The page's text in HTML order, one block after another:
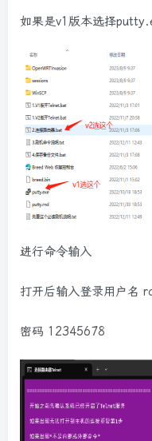
如果是v1版本选择
进行命令输入
打开后输入登录用户名
密码 12345678